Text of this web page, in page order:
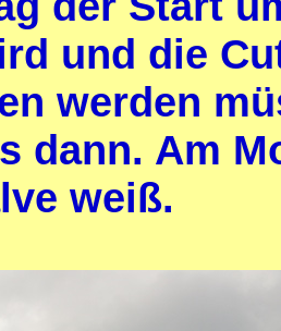
und die
werden
dann. Am
weiß.